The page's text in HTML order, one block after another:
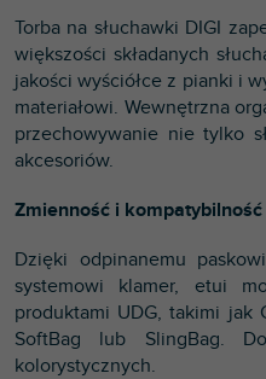
Torba na słuchawki DIGI
większości składanych
jakości wyściółce z pianki i
materiałowi. Wewnętrzna
przechowywanie nie tylko
akcesoriów.
Zmienność i kompatybilność
Dzięki odpinanemu
systemowi klamer, etui
produktami UDG, takimi jak
SoftBag lub SlingBag.
kolorystycznych.